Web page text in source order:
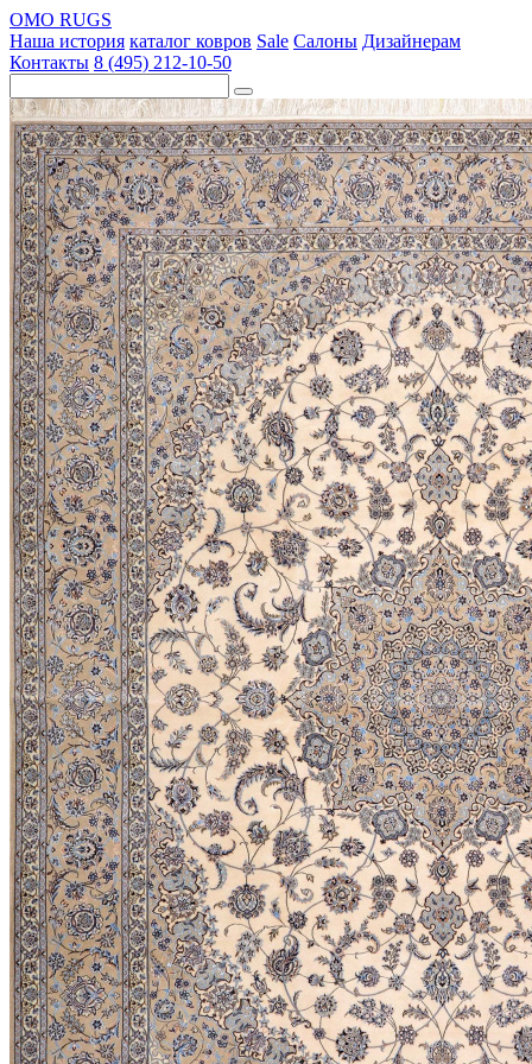
OMO RUGS
Наша история каталог ковров Sale Салоны Дизайнерам
Контакты 8 (495) 212-10-50